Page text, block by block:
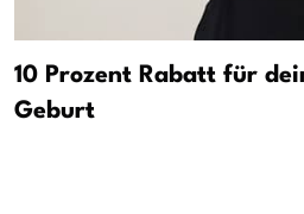
10 Prozent Rabatt für
Geburt